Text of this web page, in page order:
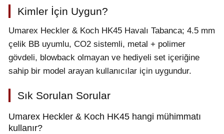
Kimler İçin Uygun?
Umarex Heckler & Koch HK45 Havalı Tabanca; 4.5 mm
çelik BB uyumlu, CO2 sistemli, metal + polimer
gövdeli, blowback olmayan ve hediyeli set içeriğine
sahip bir model arayan kullanıcılar için uygundur.
Sık Sorulan Sorular
Umarex Heckler & Koch HK45 hangi mühimmatı
kullanır?